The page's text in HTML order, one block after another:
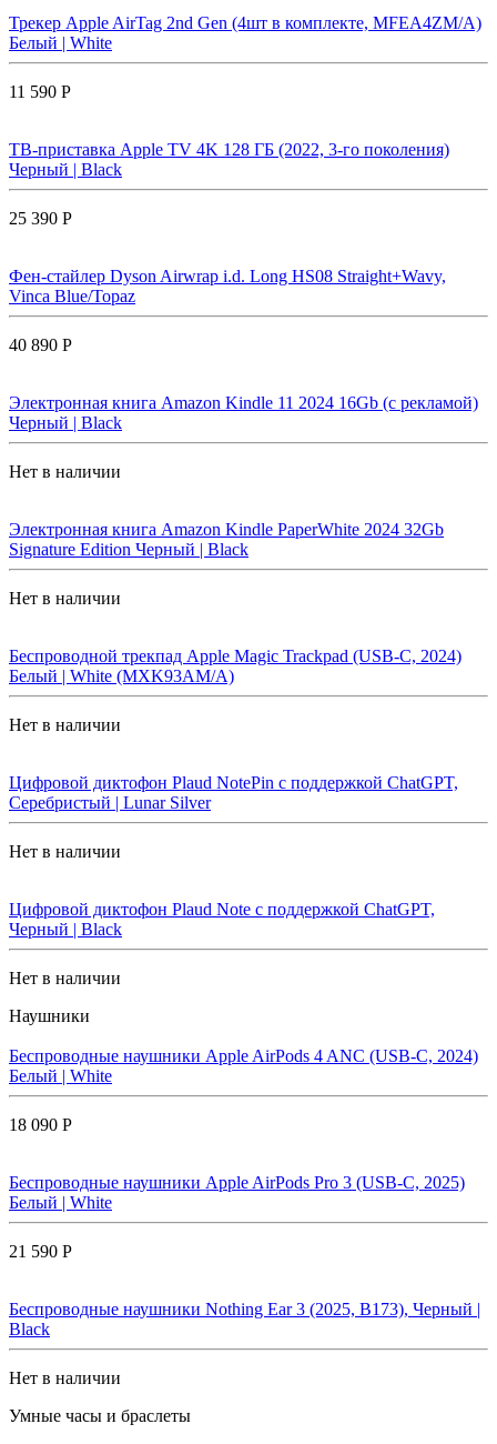
Трекер Apple AirTag 2nd Gen (4шт в комплекте, MFEA4ZM/A)
Белый | White
11 590 Р
ТВ-приставка Apple TV 4K 128 ГБ (2022, 3-го поколения)
Черный | Black
25 390 Р
Фен-стайлер Dyson Airwrap i.d. Long HS08 Straight+Wavy,
Vinca Blue/Topaz
40 890 Р
Электронная книга Amazon Kindle 11 2024 16Gb (с рекламой)
Черный | Black
Нет в наличии
Электронная книга Amazon Kindle PaperWhite 2024 32Gb
Signature Edition Черный | Black
Нет в наличии
Беспроводной трекпад Apple Magic Trackpad (USB-C, 2024)
Белый | White (MXK93AM/A)
Нет в наличии
Цифровой диктофон Plaud NotePin с поддержкой ChatGPT,
Серебристый | Lunar Silver
Нет в наличии
Цифровой диктофон Plaud Note с поддержкой ChatGPT,
Черный | Black
Нет в наличии
Наушники
Беспроводные наушники Apple AirPods 4 ANC (USB-C, 2024)
Белый | White
18 090 Р
Беспроводные наушники Apple AirPods Pro 3 (USB-C, 2025)
Белый | White
21 590 Р
Беспроводные наушники Nothing Ear 3 (2025, B173), Черный |
Black
Нет в наличии
Умные часы и браслеты